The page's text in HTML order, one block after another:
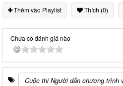
Thêm vào Playlist Thích (0)
Chưa có đánh giá nào
Cuộc thi Người dẫn chương trình